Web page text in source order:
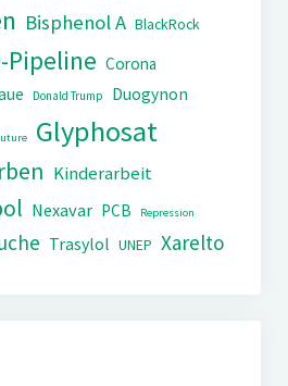
Bisphenol A BlackRock
Pipeline Corona
Donald Trump
Duogynon
Glyphosat
Kinderarbeit
Nexavar PCB Repression
Trasylol UNEP Xarelto